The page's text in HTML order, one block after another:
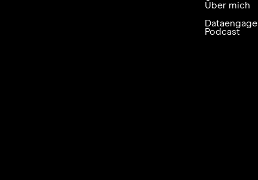
Über mich
Dataengage
Podcast